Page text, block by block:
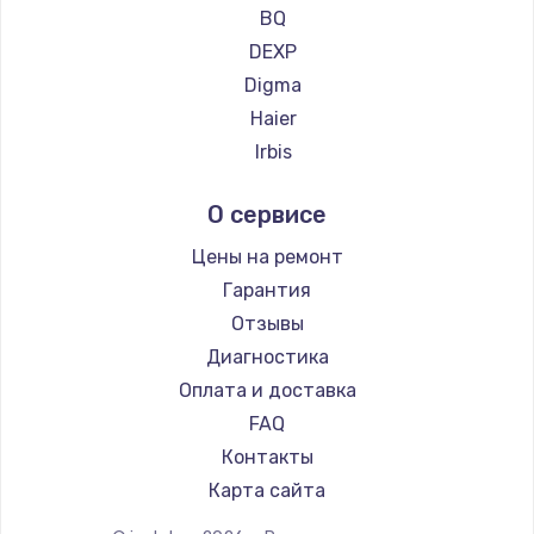
2500 руб.
Заказать
Замена электроконфорки
1300 руб.
Техобслуживание
Заказать
Установка / подключение / демонтаж
1300 руб.
Заказать
Ремонт планшетов CHUWI
BQ
DEXP
Digma
Haier
Irbis
Microsoft
BlackView
Amazon
Aquarius
Philips
Dell
HP
Getac
ZTE
О сервисе
Цены на ремонт
Гарантия
Отзывы
Диагностика
Оплата и доставка
FAQ
Контакты
Карта сайта